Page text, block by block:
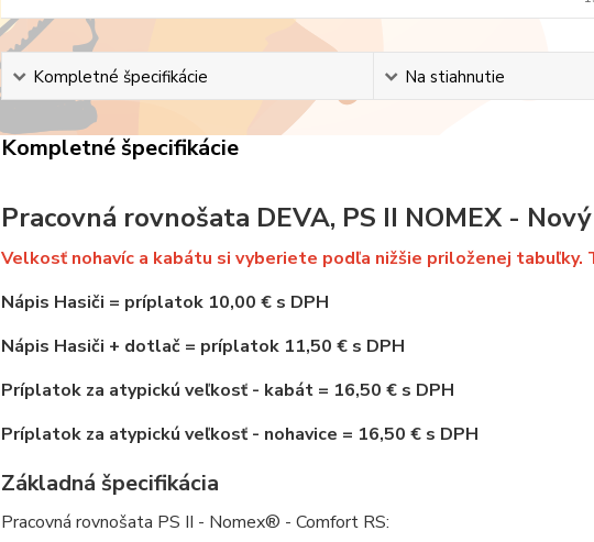
Kompletné špecifikácie Na stiahnutie
Kompletné špecifikácie
Pracovná rovnošata DEVA, PS II NOMEX -
Velkosť nohavíc a kabátu si vyberiete podľa nižšie priloženej tabuľky.
Nápis Hasiči = príplatok 10,00 € s DPH
Nápis Hasiči + dotlač = príplatok 11,50 € s DPH
Príplatok za atypickú veľkosť - kabát = 16,50 € s DPH
Príplatok za atypickú veľkosť - nohavice = 16,50 € s DPH
Základná špecifikácia
Pracovná rovnošata PS II - Nomex® - Comfort RS: